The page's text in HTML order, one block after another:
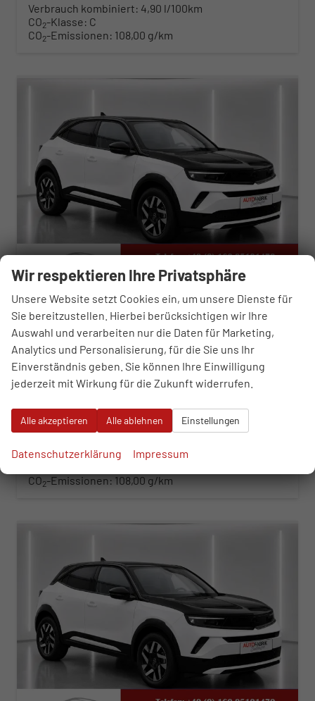
Verbrauch kombiniert: 4,90 l/100km
CO2-Klasse: C
CO2-Emissionen: 108,00 g/km
Opel Mokka
GS 1.2 Turbo Hybrid eDCT Android Auto*Leder*SHZ*Kamera*Klimaauto*LED*
sofort lieferbar Fahrzeug mit Tageszulassung
Getriebe Automatik
Benzin
107 kW (145 PS) Kilometerstand
25 km
24.390,– € WhatsApp anfragen
Wir rufen Sie anFahrzeugexposé (PDF)
Verbrauch kombiniert:4,90 l/100km
CO2-Emissionen: 108,00 g/km
Wir respektieren Ihre Privatsphäre
Unsere Website setzt Cookies ein, um unsere Dienste für
Sie bereitzustellen. Hierbei berücksichtigen wir Ihre
Auswahl und verarbeiten nur die Daten für Marketing,
Analytics und Personalisierung, für die Sie uns Ihr
Einverständnis geben. Sie können Ihre Einwilligung
jederzeit mit Wirkung für die Zukunft widerrufen.
Alle akzeptieren Alle ablehnen Einstellungen
Datenschutzerklärung Impressum